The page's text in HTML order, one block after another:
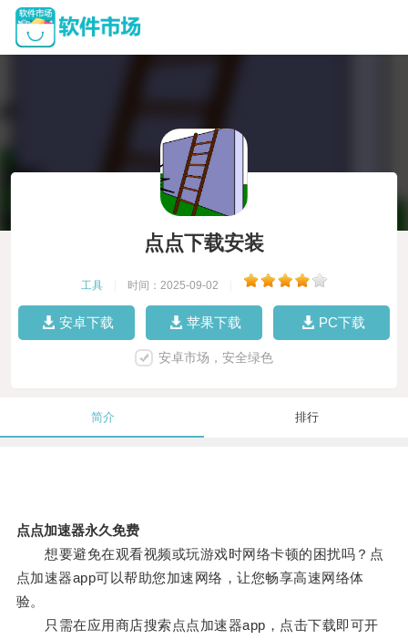
点点下载安装
工具 时间：2025-09-02
安卓下载 苹果下载 PC下载
安卓市场，安全绿色
简介 排行
点点加速器永久免费
想要避免在观看视频或玩游戏时网络卡顿的困扰吗？点
点加速器app可以帮助您加速网络，让您畅享高速网络体
验。
只需在应用商店搜索点点加速器app，点击下载即可开